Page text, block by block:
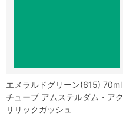
エメラルドグリーン(615) 70ml
チューブ アムステルダム・アク
リリックガッシュ